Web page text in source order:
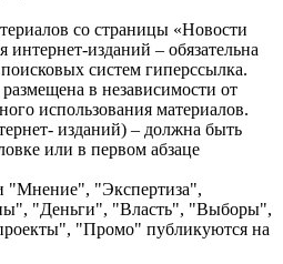
со страницы «Новости
изданий – обязательна
систем гиперссылка.
в независимости от
использования материалов.
изданий) – должна быть
или в первом абзаце
"Мнение", "Экспертиза",
"Деньги", "Власть", "Выборы",
"Промо" публикуются на